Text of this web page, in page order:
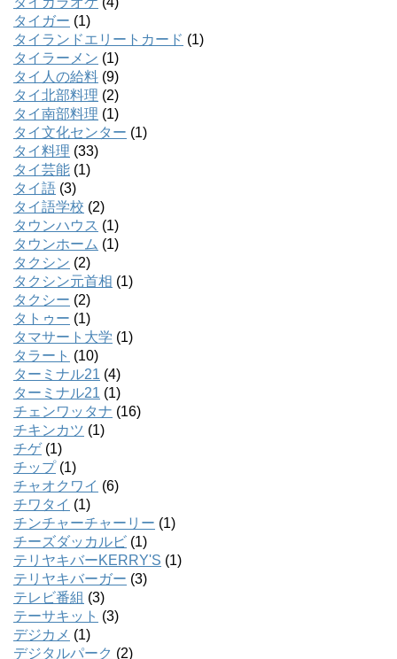
タイガー (1)
タイランドエリートカード (1)
タイラーメン (1)
タイ人の給料 (9)
タイ北部料理 (2)
タイ南部料理 (1)
タイ文化センター (1)
タイ料理 (33)
タイ芸能 (1)
タイ語 (3)
タイ語学校 (2)
タウンハウス (1)
タウンホーム (1)
タクシン (2)
タクシン元首相 (1)
タクシー (2)
タトゥー (1)
タマサート大学 (1)
タラート (10)
ターミナル21 (4)
ターミナル21 (1)
チェンワッタナ (16)
チキンカツ (1)
チゲ(1)
チップ(1)
チャオクワイ (6)
チワタイ (1)
チンチャーチャーリー (1)
チーズダッカルビ (1)
テリヤキバーKERRY'S (1)
テリヤキバーガー (3)
テレビ番組 (3)
テーサキット (3)
デジカメ (1)
デジタルパーク (2)